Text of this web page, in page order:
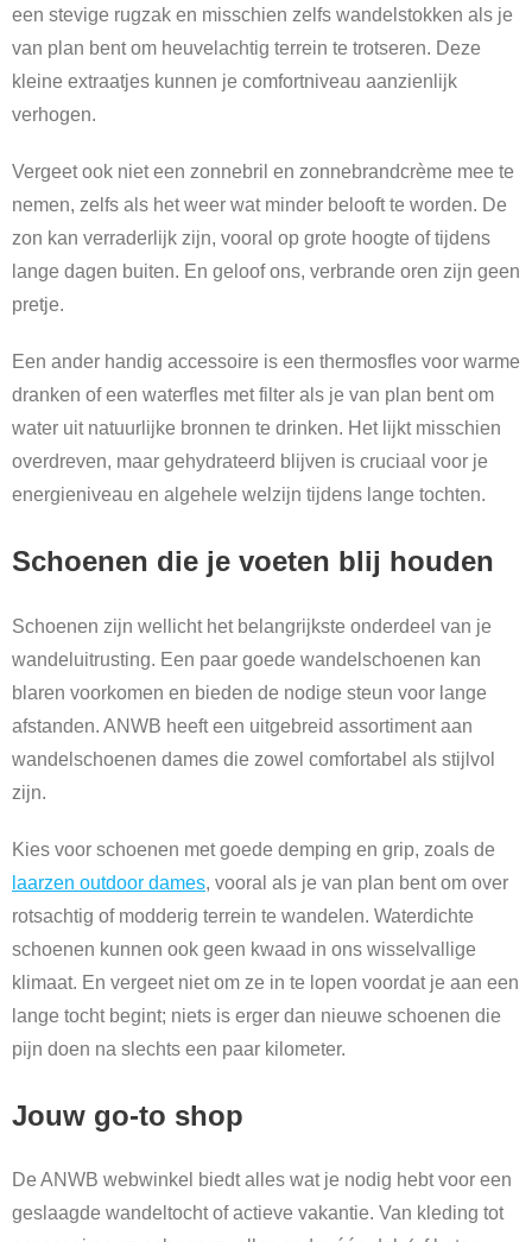
een stevige rugzak en misschien zelfs wandelstokken als je
van plan bent om heuvelachtig terrein te trotseren. Deze
kleine extraatjes kunnen je comfortniveau aanzienlijk
verhogen.
Vergeet ook niet een zonnebril en zonnebrandcrème mee te
nemen, zelfs als het weer wat minder belooft te worden. De
zon kan verraderlijk zijn, vooral op grote hoogte of tijdens
lange dagen buiten. En geloof ons, verbrande oren zijn geen
pretje.
Een ander handig accessoire is een thermosfles voor warme
dranken of een waterfles met filter als je van plan bent om
water uit natuurlijke bronnen te drinken. Het lijkt misschien
overdreven, maar gehydrateerd blijven is cruciaal voor je
energieniveau en algehele welzijn tijdens lange tochten.
Schoenen die je voeten blij houden
Schoenen zijn wellicht het belangrijkste onderdeel van je
wandeluitrusting. Een paar goede wandelschoenen kan
blaren voorkomen en bieden de nodige steun voor lange
afstanden. ANWB heeft een uitgebreid assortiment aan
wandelschoenen dames die zowel comfortabel als stijlvol
zijn.
Kies voor schoenen met goede demping en grip, zoals de
laarzen outdoor dames, vooral als je van plan bent om over
rotsachtig of modderig terrein te wandelen. Waterdichte
schoenen kunnen ook geen kwaad in ons wisselvallige
klimaat. En vergeet niet om ze in te lopen voordat je aan een
lange tocht begint; niets is erger dan nieuwe schoenen die
pijn doen na slechts een paar kilometer.
Jouw go-to shop
De ANWB webwinkel biedt alles wat je nodig hebt voor een
geslaagde wandeltocht of actieve vakantie. Van kleding tot